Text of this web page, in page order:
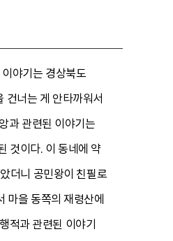
야기는 경상북도
건너는 게 안타까워서
과 관련된 이야기는
것이다. 이 동네에 약
더니 공민왕이 친필로
마을 동쪽의 재령산에
적과 관련된 이야기